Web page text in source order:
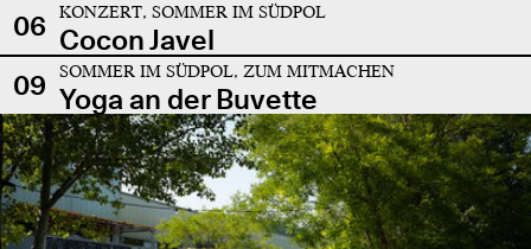
06 KONZERT, SOMMER IM SÜDPOL
Cocon Javel
09
SOMMER IM SÜDPOL, ZUM MITMACHEN
Yoga an der Buvette